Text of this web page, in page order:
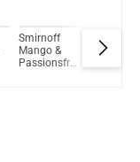
Smirnoff
Mango &
Passionsfruit
Chopin
Blended